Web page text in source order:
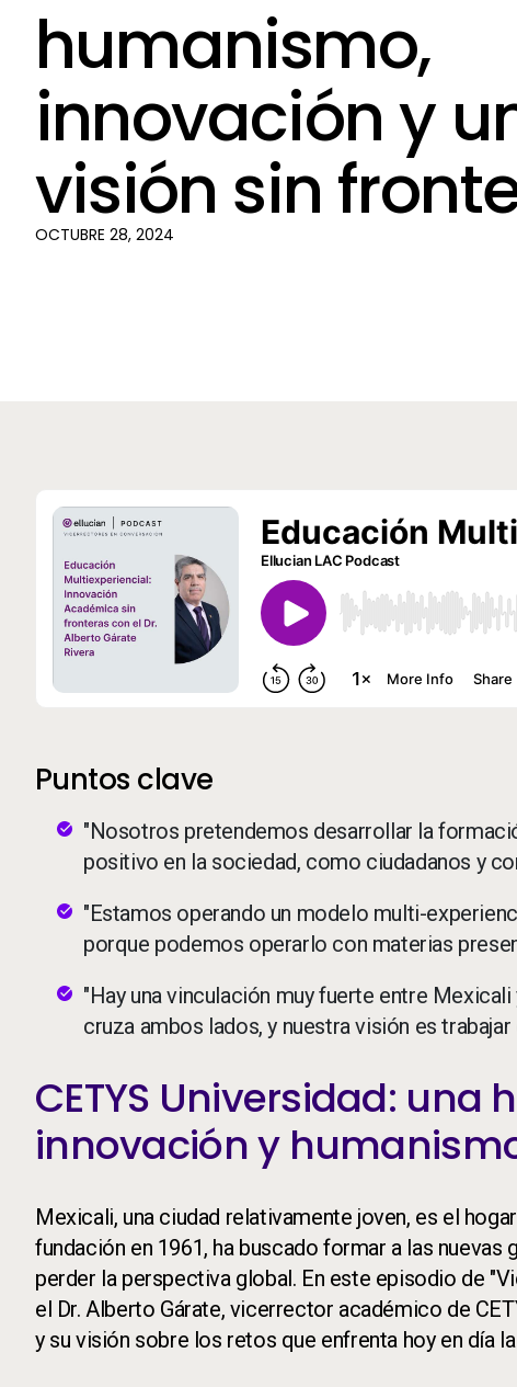
humanismo,
innovación y
visión sin
OCTUBRE 28, 2024
Puntos clave
"Nosotros pretendemos desarrollar la
positivo en la sociedad, como ciudadanos y
"Estamos operando un modelo multi-
porque podemos operarlo con materias
"Hay una vinculación muy fuerte entre
cruza ambos lados, y nuestra visión es
CETYS Universidad:
innovación y
Mexicali, una ciudad relativamente joven, es el
fundación en 1961, ha buscado formar a las
perder la perspectiva global. En este episodio de
el Dr. Alberto Gárate, vicerrector académico de
y su visión sobre los retos que enfrenta hoy en día